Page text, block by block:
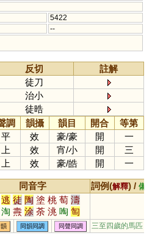
5422
--
反切
註解
徒刀
治小
徒晧
調 韻攝 韻目 開合
等第
平 效 豪/豪 開
一
上 效 宵/小 開
三
上 效 豪/皓 開 一
同音字 詞例(解釋) / 備
逃 徒 陶 塗 桃 萄 濤
淘 燾 涂 荼 洮 啕 匋
綯 鷵 跿 鞀 醄 幬 駼
翿 鷋 檡 搯 潳 廜 墿
韻 同韻同調 同聲同調 三至四歲的馬匹